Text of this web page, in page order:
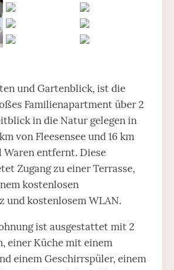
und Gartenblick, ist die
Familienapartment über 2
in die Natur gelegen in
von Fleesensee und 16 km
Waren entfernt. Diese
Zugang zu einer Terrasse,
kostenlosen
und kostenlosem WLAN.
ist ausgestattet mit 2
einer Küche mit einem
einem Geschirrspüler, einem